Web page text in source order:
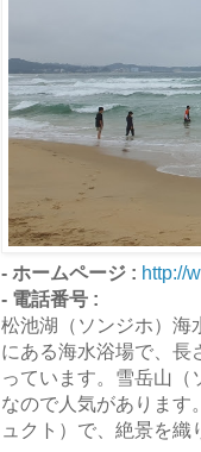
- ホームページ : http://
- 電話番号 :
松池湖（ソンジホ）海
にある海水浴場で、長
っています。雪岳山（
なので人気があります
ュクト）で、絶景を織